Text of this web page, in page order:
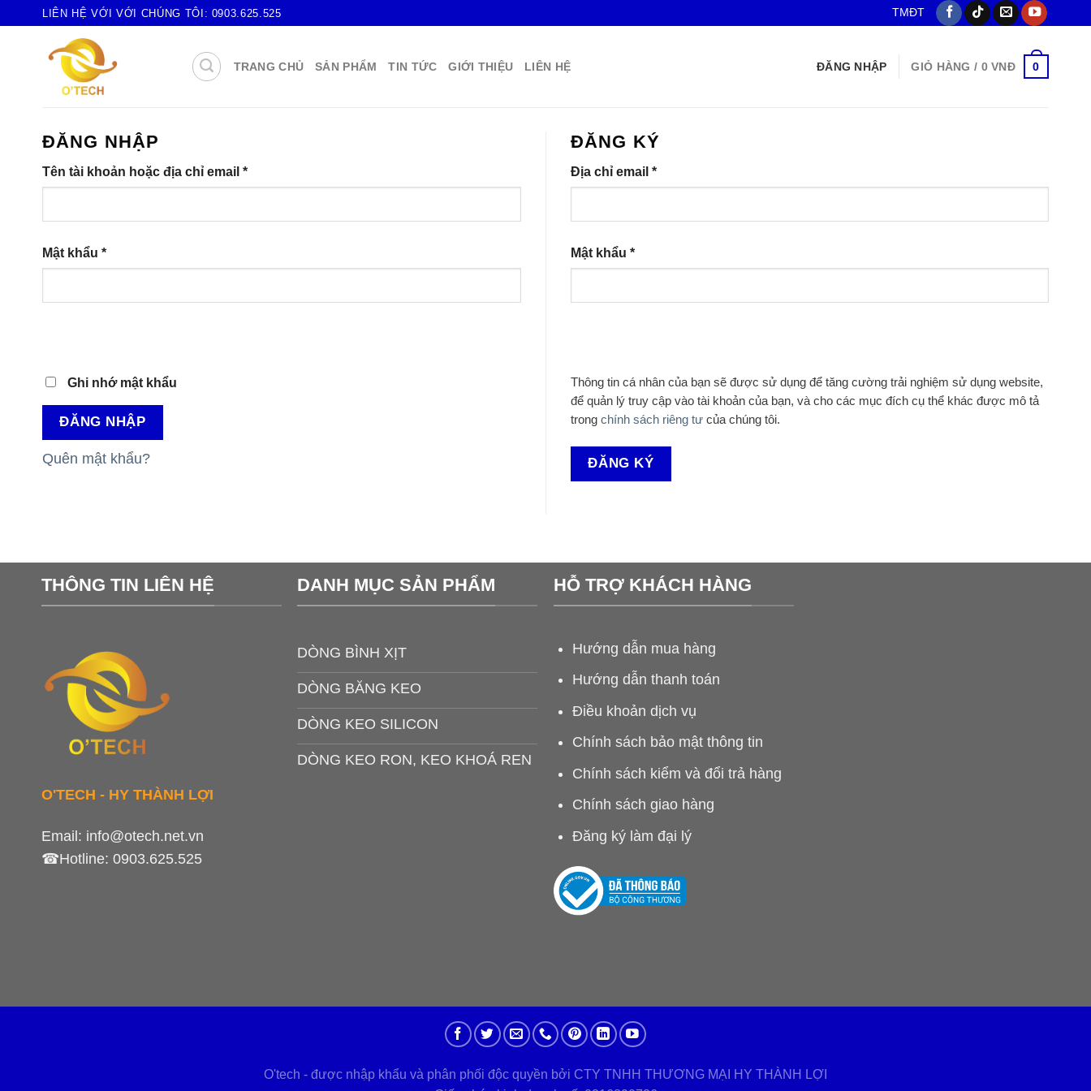
LIÊN HỆ VỚI VỚI CHÚNG TÔI: 0903.625.525 TMĐT
TRANG CHỦ SẢN PHẨM TIN TỨC GIỚI THIỆU LIÊN HỆ ĐĂNG NHẬP GIỎ HÀNG / 0VNĐ 0
ĐĂNG NHẬP
Tên tài khoản hoặc địa chỉ email *
Mật khẩu *
Ghi nhớ mật khẩu
ĐĂNG NHẬP
Quên mật khẩu?
ĐĂNG KÝ
Địa chỉ email *
Mật khẩu *
Thông tin cá nhân của bạn sẽ được sử dụng để tăng cường trải nghiệm sử dụng website,
để quản lý truy cập vào tài khoản của bạn, và cho các mục đích cụ thể khác được mô tả
trong chính sách riêng tư của chúng tôi.
ĐĂNG KÝ
THÔNG TIN LIÊN HỆ
O'TECH - HY THÀNH LỢI
Email: info@otech.net.vn
☎Hotline: 0903.625.525
DANH MỤC SẢN PHẨM
DÒNG BÌNH XỊT
DÒNG BĂNG KEO
DÒNG KEO SILICON
DÒNG KEO RON, KEO KHOÁ REN
HỖ TRỢ KHÁCH HÀNG
Hướng dẫn mua hàng
Hướng dẫn thanh toán
Điều khoản dịch vụ
Chính sách bảo mật thông tin
Chính sách kiểm và đổi trả hàng
Chính sách giao hàng
Đăng ký làm đại lý
O'tech - được nhập khẩu và phân phối độc quyền bởi CTY TNHH THƯƠNG MẠI HY THÀNH LỢI